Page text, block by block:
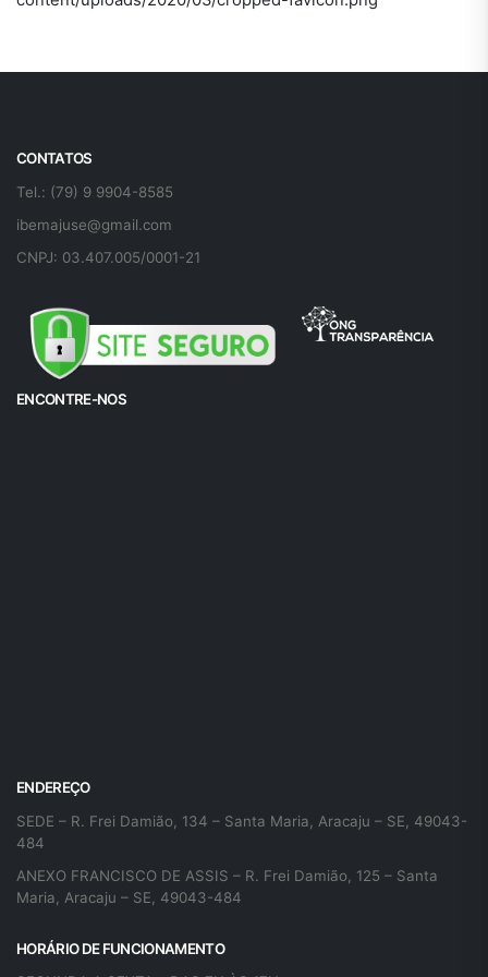
CONTATOS
Tel.: (79) 9 9904-8585
ibemajuse@gmail.com
CNPJ: 03.407.005/0001-21
ENCONTRE-NOS
ENDEREÇO
SEDE – R. Frei Damião, 134 – Santa Maria, Aracaju – SE, 49043-
484
ANEXO FRANCISCO DE ASSIS – R. Frei Damião, 125 – Santa
Maria, Aracaju – SE, 49043-484
HORÁRIO DE FUNCIONAMENTO